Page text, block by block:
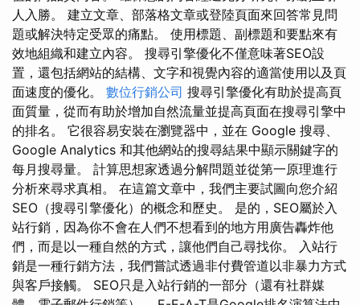
人入勝。 建立文章、部落格文章或登陸頁面來回答常見問
題或解決特定受眾的痛點。 使用標題、副標題和要點來有
效地組織和建立內容。 搜尋引擎優化不僅意味著SEO設
置，還包括網站的結構、文字和視覺內容的適當使用以及頁
面速度的優化。 數位行銷公司 搜尋引擎優化有助於提高頁
面質量，從而有助於增加自然流量並提高頁面在搜尋引擎中
的排名。 它很容易安裝在瀏覽器中，並在 Google 搜尋、
Google Analytics 和其他網站的搜尋結果中顯示關鍵字的
每月搜尋量。 計算思想家透過分解問題並從第一原理進行
分析來尋求真相。 在這篇文章中，我們主要試圖向您介紹
SEO（搜尋引擎優化）的概念和歷史。 是的，SEO屬於入
站行銷，因為你不會在人們不想看到的地方用廣告轟炸他
們，而是以一種自然的方式，讓他們自己尋找你。 入站行
銷是一種行銷方法，我們嘗試透過非付費管道以非暴力方式
與客戶接觸。 SEO只是入站行銷的一部分（還有社群媒